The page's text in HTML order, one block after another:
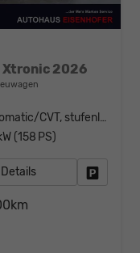
Xtronic 2026
Variomatic/CVT, stufenlos
(158 PS)
Details